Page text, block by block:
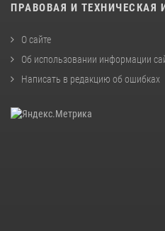
ПРАВОВАЯ И ТЕХНИЧЕСКАЯ
О сайте
Об использовании информации
Написать в редакцию об ошибках